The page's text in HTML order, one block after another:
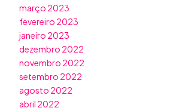
março 2023
fevereiro 2023
janeiro 2023
dezembro 2022
novembro 2022
setembro 2022
agosto 2022
abril 2022